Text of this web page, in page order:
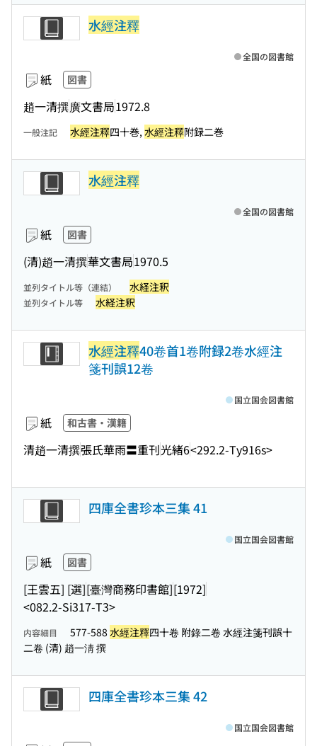
水經注釋
紙 図書
趙一清撰廣文書局1972.8
全国の図書館
一般注記 水經注釋四十巻, 水經注釋附録二巻
水經注釋
紙 図書
(清)趙一清撰華文書局1970.5
全国の図書館
並列タイトル等（連結） 水経注釈
並列タイトル等 水経注釈
水經注釋40卷首1卷附録2卷水經注
箋刊誤12卷
紙 和古書・漢籍
清趙一清撰張氏華雨〓重刊光緒6<292.2-Ty916s>
国立国会図書館
四庫全書珍本三集 41
紙 図書
[王雲五] [選][臺灣商務印書館][1972]
<082.2-Si317-T3>
国立国会図書館
内容細目 577-588 水經注釋四十卷 附錄二卷 水經注箋刊誤十
二卷 (清) 趙一淸 撰
四庫全書珍本三集 42
国立国会図書館